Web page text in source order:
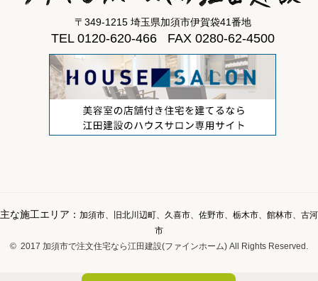
〒349-1215 埼玉県加須市伊賀袋41番地
TEL 0120-620-466 FAX 0280-62-4500
主な施工エリア： 加須市、旧北川辺町、久喜市、佐野市、栃木市、館林市、古河
市
© 2017 加須市で注文住宅なら江田建設(ファインホーム) All Rights Reserved.